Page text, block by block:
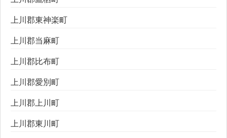
上川郡東神楽町
上川郡当麻町
上川郡比布町
上川郡愛別町
上川郡上川町
上川郡東川町